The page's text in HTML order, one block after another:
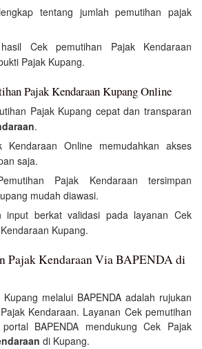
tentang jumlah pemutihan pajak
hasil Cek pemutihan Pajak Kendaraan
Pajak Kupang.
Pajak Kendaraan Kupang Online
Pajak Kupang cepat dan transparan
.
Kendaraan Online memudahkan akses
saja.
Pajak Kendaraan tersimpan
mudah diawasi.
input berkat validasi pada layanan Cek
Kupang.
Pajak Kendaraan Via BAPENDA di
melalui BAPENDA adalah rujukan
Kendaraan. Layanan Cek pemutihan
BAPENDA mendukung Cek Pajak
di Kupang.